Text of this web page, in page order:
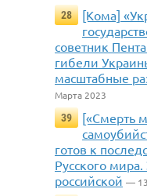
28
[Кома]
советник
гибели
масштабные
Марта 2023
39
[«Смерть
готов к
Русского
российской —